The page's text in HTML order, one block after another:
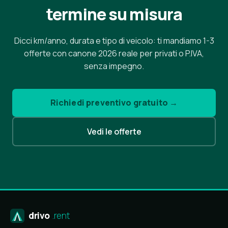
termine su misura
Dicci km/anno, durata e tipo di veicolo: ti mandiamo 1-3
offerte con canone 2026 reale per privati o P.IVA,
senza impegno.
Richiedi preventivo gratuito →
Vedi le offerte
drivo .rent